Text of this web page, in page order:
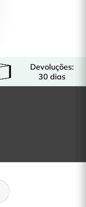
Devoluções:
30 dias